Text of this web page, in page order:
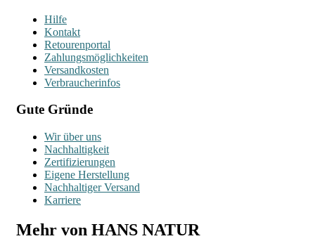
Hilfe
Kontakt
Retourenportal
Zahlungsmöglichkeiten
Versandkosten
Verbraucherinfos
Gute Gründe
Wir über uns
Nachhaltigkeit
Zertifizierungen
Eigene Herstellung
Nachhaltiger Versand
Karriere
Mehr von HANS NATUR